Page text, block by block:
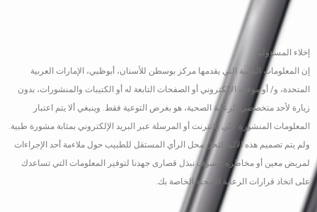
إخلاء المسؤولية
إن المعلومات الطبية التي يقدمها مركز بوسطن للأسنان، أبوظبي، الإمارات العربية
المتحدة، و/ أو موقعه الإلكتروني أو الصفحات التابعة له أو الكتيبات والمنشورات، بدون
زيارة لأحد متخصصي الرعاية الصحية، هو بغرض التوعية فقط. وينبغي ألا يتم اعتبار
المعلومات المنشورة على الإنترنت أو المرسلة عبر البريد الإلكتروني بمثابة مشورة طبية.
ولم يتم تصميم هذه الآلية لتحل محل الرأي المستقل للطبيب حول ملاءمة أحد الإجراءات
لمريض معين أو مخاطره. وسوف نبذل قصارى جهدنا لتوفير المعلومات التي تساعدك
على اتخاذ قرارات الرعاية الصحية الخاصة بك.